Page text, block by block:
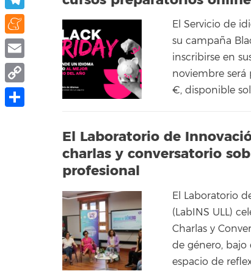
El Servicio de
su campaña
inscribirse en
noviembre
€, disponible
El Laboratorio de
charlas y conversatorio
profesional
El Laboratorio
(LabINS ULL)
Charlas y
de género, bajo
espacio de
Telegram
Meneame
Email
Copy